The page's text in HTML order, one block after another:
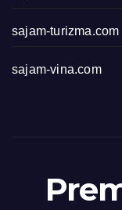
sajam-turizma.com
sajam-vina.com